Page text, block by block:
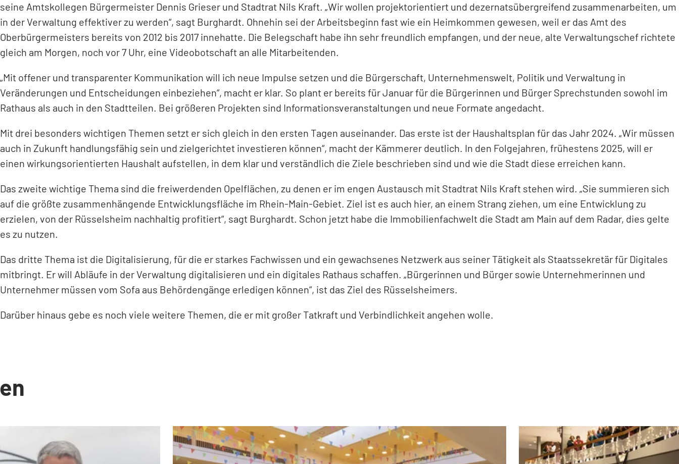
seine Amtskollegen Bürgermeister Dennis Grieser und Stadtrat Nils Kraft. „Wir wollen projektorientiert und dezernatsübergreifend zusammenarbeiten, um
in der Verwaltung effektiver zu werden“, sagt Burghardt. Ohnehin sei der Arbeitsbeginn fast wie ein Heimkommen gewesen, weil er das Amt des
Oberbürgermeisters bereits von 2012 bis 2017 innehatte. Die Belegschaft habe ihn sehr freundlich empfangen, und der neue, alte Verwaltungschef richtete
gleich am Morgen, noch vor 7 Uhr, eine Videobotschaft an alle Mitarbeitenden.
„Mit offener und transparenter Kommunikation will ich neue Impulse setzen und die Bürgerschaft, Unternehmenswelt, Politik und Verwaltung in
Veränderungen und Entscheidungen einbeziehen“, macht er klar. So plant er bereits für Januar für die Bürgerinnen und Bürger Sprechstunden sowohl im
Rathaus als auch in den Stadtteilen. Bei größeren Projekten sind Informationsveranstaltungen und neue Formate angedacht.
Mit drei besonders wichtigen Themen setzt er sich gleich in den ersten Tagen auseinander. Das erste ist der Haushaltsplan für das Jahr 2024. „Wir müssen
auch in Zukunft handlungsfähig sein und zielgerichtet investieren können“, macht der Kämmerer deutlich. In den Folgejahren, frühestens 2025, will er
einen wirkungsorientierten Haushalt aufstellen, in dem klar und verständlich die Ziele beschrieben sind und wie die Stadt diese erreichen kann.
Das zweite wichtige Thema sind die freiwerdenden Opelflächen, zu denen er im engen Austausch mit Stadtrat Nils Kraft stehen wird. „Sie summieren sich
auf die größte zusammenhängende Entwicklungsfläche im Rhein-Main-Gebiet. Ziel ist es auch hier, an einem Strang ziehen, um eine Entwicklung zu
erzielen, von der Rüsselsheim nachhaltig profitiert“, sagt Burghardt. Schon jetzt habe die Immobilienfachwelt die Stadt am Main auf dem Radar, dies gelte
es zu nutzen.
Das dritte Thema ist die Digitalisierung, für die er starkes Fachwissen und ein gewachsenes Netzwerk aus seiner Tätigkeit als Staatssekretär für Digitales
mitbringt. Er will Abläufe in der Verwaltung digitalisieren und ein digitales Rathaus schaffen. „Bürgerinnen und Bürger sowie Unternehmerinnen und
Unternehmer müssen vom Sofa aus Behördengänge erledigen können“, ist das Ziel des Rüsselsheimers.
Darüber hinaus gebe es noch viele weitere Themen, die er mit großer Tatkraft und Verbindlichkeit angehen wolle.